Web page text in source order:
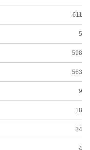
611
5
598
563
9
18
34
4